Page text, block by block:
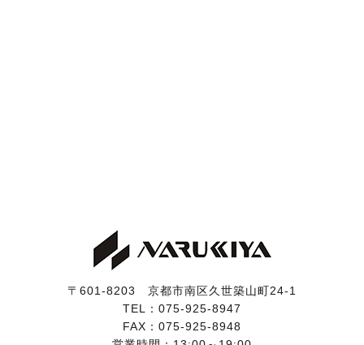
〒601-8203 京都市南区久世築山町24-1
TEL： 075-925-8947
FAX：075-925-8948